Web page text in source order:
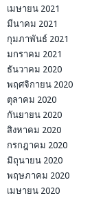
เมษายน 2021
มีนาคม 2021
กุมภาพันธ์ 2021
มกราคม 2021
ธันวาคม 2020
พฤศจิกายน 2020
ตุลาคม 2020
กันยายน 2020
สิงหาคม 2020
กรกฎาคม 2020
มิถุนายน 2020
พฤษภาคม 2020
เมษายน 2020